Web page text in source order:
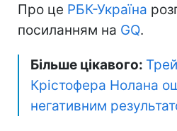
Про це РБК-Україна
посиланням на GQ.
Більше цікавого:
Крістофера Нолана
негативним